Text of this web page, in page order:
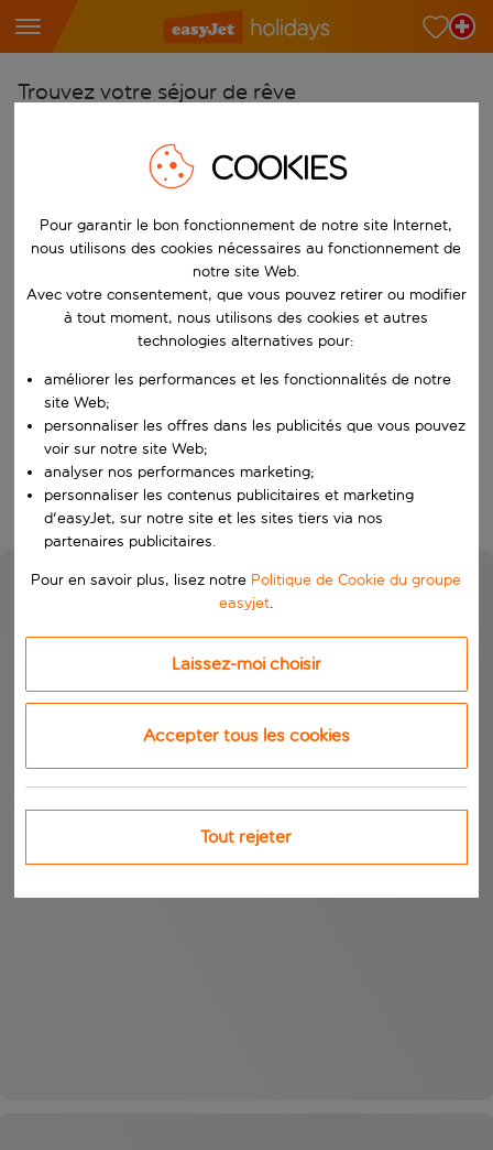
Trouvez votre séjour de rêve
Choisissez votre aéroport
Commencez à taper pour la saisie automatique. Lorsque les
Choisissez votre destination
Vers
Choisissez vos dates
Quand
Rechercher
COOKIES
Pour garantir le bon fonctionnement de notre site Internet,
nous utilisons des cookies nécessaires au fonctionnement de
notre site Web.
Avec votre consentement, que vous pouvez retirer ou modifier
à tout moment, nous utilisons des cookies et autres
technologies alternatives pour:
améliorer les performances et les fonctionnalités de notre
site Web;
personnaliser les offres dans les publicités que vous pouvez
voir sur notre site Web;
analyser nos performances marketing;
personnaliser les contenus publicitaires et marketing
d'easyJet, sur notre site et les sites tiers via nos
partenaires publicitaires.
Pour en savoir plus, lisez notre Politique de Cookie du groupe
easyjet.
Laissez-moi choisir
Accepter tous les cookies
Tout rejeter